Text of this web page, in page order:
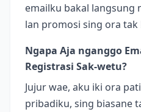
emailku bakal langsung
lan promosi sing ora tak
Ngapa Aja nganggo
Registrasi Sak-wetu?
Jujur wae, aku iki ora
pribadiku, sing biasane